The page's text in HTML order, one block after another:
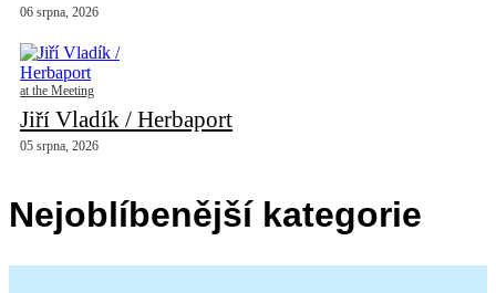
06 srpna, 2026
at the Meeting
Jiří Vladík / Herbaport
05 srpna, 2026
Nejoblíbenější kategorie